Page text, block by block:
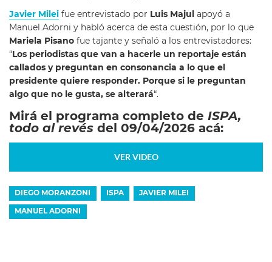
Javier Milei fue entrevistado por Luis Majul apoyó a
Manuel Adorni y habló acerca de esta cuestión, por lo que
Mariela Pisano fue tajante y señaló a los entrevistadores:
“Los periodistas que van a hacerle un reportaje están
callados y preguntan en consonancia a lo que el
presidente quiere responder. Porque si le preguntan
algo que no le gusta, se alterará“.
Mirá el programa completo de ISPA,
todo al revés del 09/04/2026 acá:
VER VIDEO
DIEGO MORANZONI ISPA JAVIER MILEI
MANUEL ADORNI